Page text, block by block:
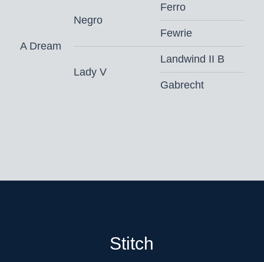
A Dream
Negro
Ferro
Fewrie
Lady V
Landwind II B
Gabrecht
Stitch